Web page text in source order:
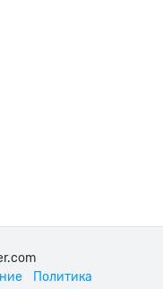
Политика